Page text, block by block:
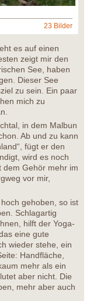
23 Bilder
es auf einen
zeigt mir den
See, haben
Dieser See
zu sein. Ein paar
mich zu
in dem Malbun
Ab und zu kann
fügt er den
wird es noch
dem Gehör mehr im
vor mir,
gehoben, so ist
Schlagartig
hilft der Yoga-
eine gute
wieder stehe, ein
Handfläche,
mehr als ein
aber nicht. Die
mehr aber auch